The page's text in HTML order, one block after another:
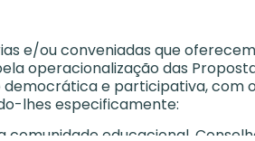
e/ou conveniadas que
operacionalização das
democrática e participativa, com
lhes especificamente:
educacional,